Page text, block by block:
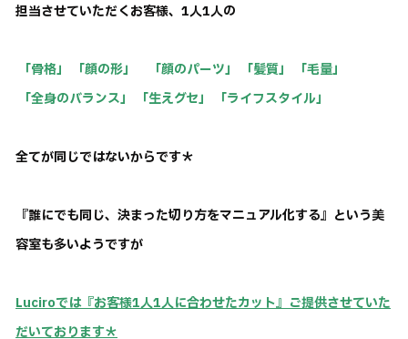
担当させていただくお客様、1人1人の
「骨格」 「顔の形」 「顔のパーツ」 「髪質」 「毛量」
「全身のバランス」 「生えグセ」 「ライフスタイル」
全てが同じではないからです＊
『誰にでも同じ、決まった切り方をマニュアル化する』という美
容室も多いようですが
Luciroでは『お客様1人1人に合わせたカット』ご提供させていた
だいております＊